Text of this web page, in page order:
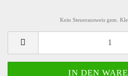
Kein Steuerausweis gem.